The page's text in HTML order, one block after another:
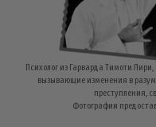
Психолог из Гарварда Тимоти
вызывающие изменения в
преступления,
Фотографии